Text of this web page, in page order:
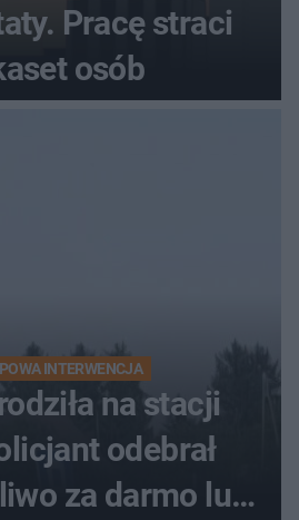
Pracę straci
osób
INTERWENCJA
na stacji
odebrał
za darmo lub